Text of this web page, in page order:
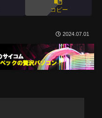
コピー
2024.07.01